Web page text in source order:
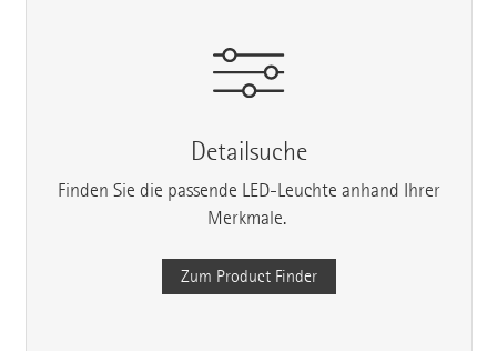
Detailsuche
Finden Sie die passende LED-Leuchte anhand Ihrer
Merkmale.
Zum Product Finder